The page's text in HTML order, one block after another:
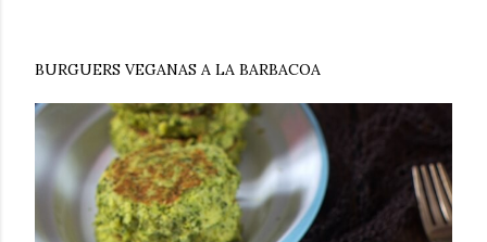
BURGUERS VEGANAS A LA BARBACOA